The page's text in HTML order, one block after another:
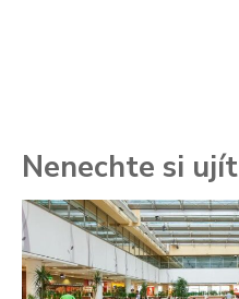
Nenechte si ujít